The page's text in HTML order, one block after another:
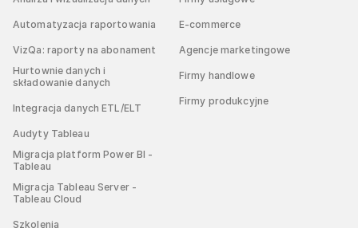
Automatyzacja raportowania
VizQa: raporty na abonament
Hurtownie danych i
składowanie danych
Integracja danych ETL/ELT
Audyty Tableau
Migracja platform Power BI -
Tableau
Migracja Tableau Server -
Tableau Cloud
Szkolenia
E-commerce
Agencje marketingowe
Firmy handlowe
Firmy produkcyjne